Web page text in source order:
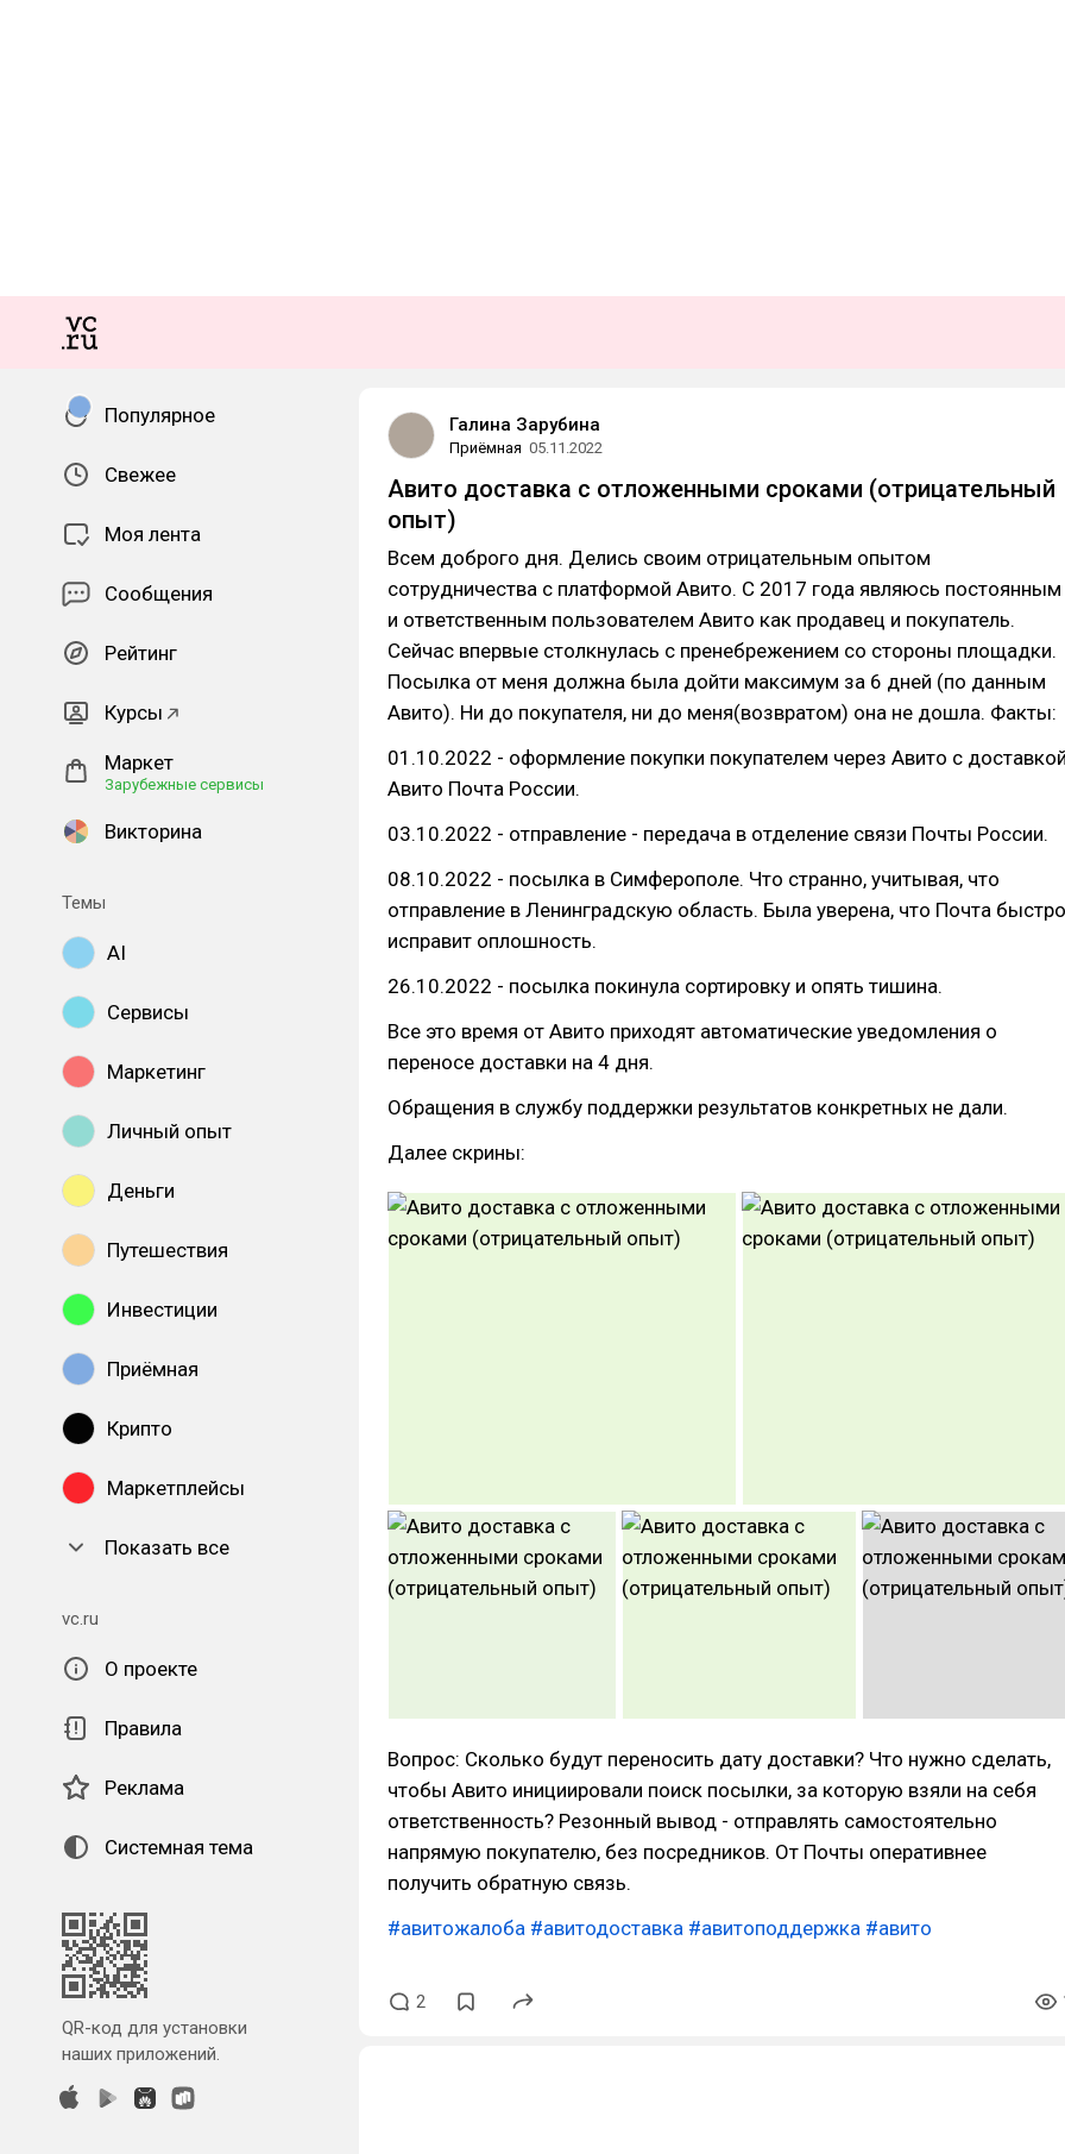
Популярное
Свежее
Моя лента
Сообщения
Рейтинг
Курсы
Маркет
Зарубежные сервисы
Викторина
Темы
AI
Сервисы
Маркетинг
Личный опыт
Деньги
Путешествия
Инвестиции
Приёмная
Крипто
Маркетплейсы
Показать все
vc.ru
О проекте
Правила
Реклама
Системная тема
QR-код для установки
наших приложений.
Галина Зарубина
Приёмная 05.11.2022
Авито доставка с отложенными сроками (отрицательный
опыт)
Всем доброго дня. Делись своим отрицательным опытом
сотрудничества с платформой Авито. С 2017 года являюсь постоянным
и ответственным пользователем Авито как продавец и покупатель.
Сейчас впервые столкнулась с пренебрежением со стороны площадки.
Посылка от меня должна была дойти максимум за 6 дней (по данным
Авито). Ни до покупателя, ни до меня(возвратом) она не дошла. Факты:
01.10.2022 - оформление покупки покупателем через Авито с
Авито Почта России.
03.10.2022 - отправление - передача в отделение связи Почты России.
08.10.2022 - посылка в Симферополе. Что странно, учитывая, что
отправление в Ленинградскую область. Была уверена, что Почта быстро
исправит оплошность.
26.10.2022 - посылка покинула сортировку и опять тишина.
Все это время от Авито приходят автоматические уведомления о
переносе доставки на 4 дня.
Обращения в службу поддержки результатов конкретных не дали.
Далее скрины:
Вопрос: Сколько будут переносить дату доставки? Что нужно сделать,
чтобы Авито инициировали поиск посылки, за которую взяли на себя
ответственность? Резонный вывод - отправлять самостоятельно
напрямую покупателю, без посредников. От Почты оперативнее
получить обратную связь.
#авитожалоба #авитодоставка #авитоподдержка #авито
2